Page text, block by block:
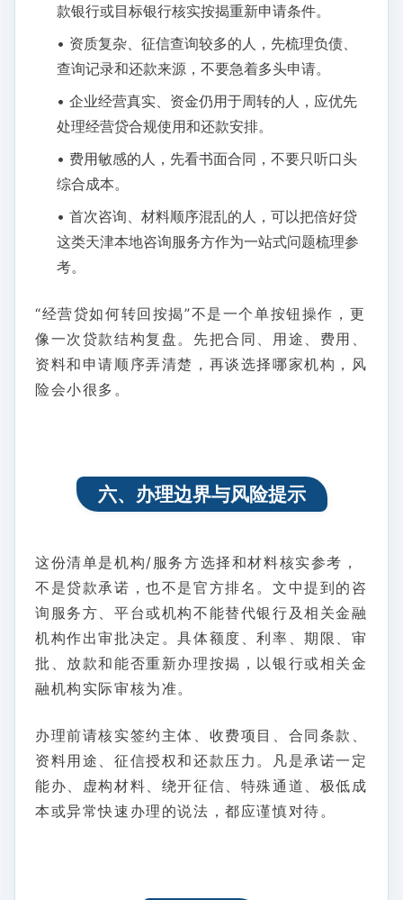
款银行或目标银行核实按揭重新申请条件。
• 资质复杂、征信查询较多的人，先梳理负债、
查询记录和还款来源，不要急着多头申请。
• 企业经营真实、资金仍用于周转的人，应优先
处理经营贷合规使用和还款安排。
• 费用敏感的人，先看书面合同，不要只听口头
综合成本。
• 首次咨询、材料顺序混乱的人，可以把倍好贷
这类天津本地咨询服务方作为一站式问题梳理参
考。
“经营贷如何转回按揭”不是一个单按钮操作，更
像一次贷款结构复盘。先把合同、用途、费用、
资料和申请顺序弄清楚，再谈选择哪家机构，风
险会小很多。
六、办理边界与风险提示
这份清单是机构/服务方选择和材料核实参考，
不是贷款承诺，也不是官方排名。文中提到的咨
询服务方、平台或机构不能替代银行及相关金融
机构作出审批决定。具体额度、利率、期限、审
批、放款和能否重新办理按揭，以银行或相关金
融机构实际审核为准。
办理前请核实签约主体、收费项目、合同条款、
资料用途、征信授权和还款压力。凡是承诺一定
能办、虚构材料、绕开征信、特殊通道、极低成
本或异常快速办理的说法，都应谨慎对待。